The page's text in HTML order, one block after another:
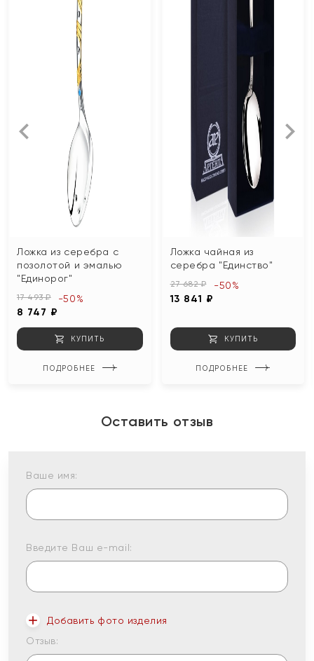
Ложка из серебра с
позолотой и эмалью
"Единорог"
17 493 ₽
8 747 ₽
-50%
КУПИТЬ
ПОДРОБНЕЕ
Ложка чайная из
серебра "Единство"
27 682 ₽
13 841 ₽
-50%
КУПИТЬ
ПОДРОБНЕЕ
Оставить отзыв
Ваше имя:
Введите Ваш e-mail:
Добавить фото изделия
Отзыв: